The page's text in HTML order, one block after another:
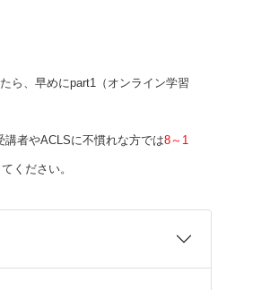
ら、早めにpart1（オンライン学習
講者やACLSに不慣れな方では8～1
ください。